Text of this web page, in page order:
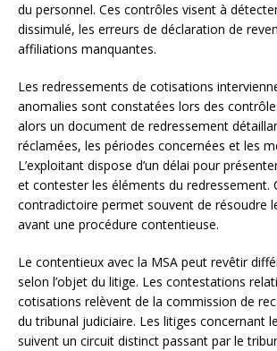
du personnel. Ces contrôles visent à
dissimulé, les erreurs de déclaration de
affiliations manquantes.
Les redressements de cotisations
anomalies sont constatées lors des
alors un document de redressement
réclamées, les périodes concernées et les
L’exploitant dispose d’un délai pour
et contester les éléments du redressement.
contradictoire permet souvent de résoudre
avant une procédure contentieuse.
Le contentieux avec la MSA peut revêtir
selon l’objet du litige. Les contestations
cotisations relèvent de la commission de
du tribunal judiciaire. Les litiges concernant
suivent un circuit distinct passant par le